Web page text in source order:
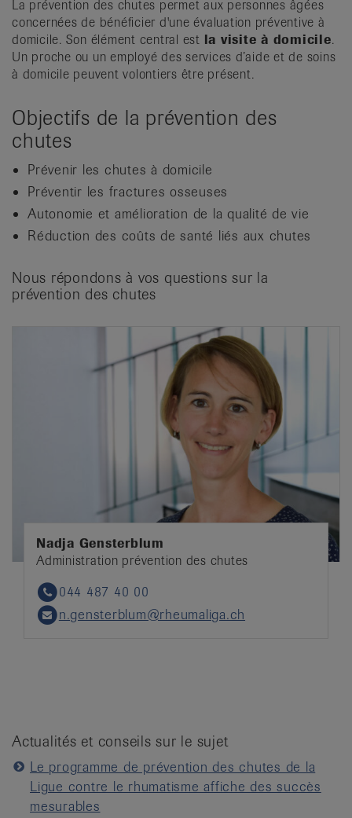
La prévention des chutes permet aux personnes âgées
concernées de bénéficier d'une évaluation préventive à
domicile. Son élément central est la visite à domicile.
Un proche ou un employé des services d’aide et de soins
à domicile peuvent volontiers être présent.
Objectifs de la prévention des
chutes
Prévenir les chutes à domicile
Préventir les fractures osseuses
Autonomie et amélioration de la qualité de vie
Réduction des coûts de santé liés aux chutes
Nous répondons à vos questions sur la
prévention des chutes
Nadja Gensterblum
Administration prévention des chutes
Phone044 487 40 00
Emailn.gensterblum@rheumaliga.ch
Actualités et conseils sur le sujet
Le programme de prévention des chutes de la
Ligue contre le rhumatisme affiche des succès
mesurables